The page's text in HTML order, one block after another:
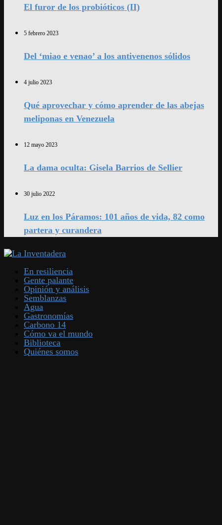
El furor de los probióticos (II)
5 febrero 2023
Del ‘miao e venao’ a los antivenenos sólidos
4 julio 2023
Qué aprovechar y cómo aprender de las abejas
meliponas en Venezuela
12 mayo 2023
La dama oculta: Gisela Barrios de Sellier
30 julio 2022
Luz en los Páramos: 101 años de vida, 82 como
partera y curandera
En resiliencia
Gente palante
Opinión y análisis
Semblanzas
Agua
Gastronomías
Carbono 14
Cómo va el mundo
Biblioteca
Quiénes somos